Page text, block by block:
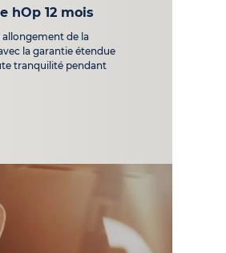
hOp 12 mois
allongement de la
la garantie étendue
tranquilité pendant